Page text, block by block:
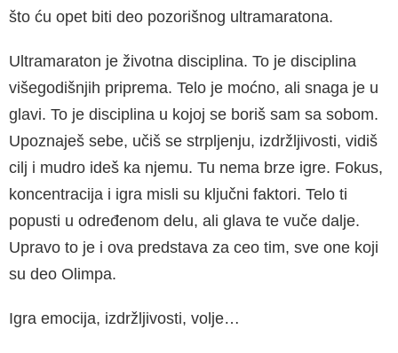
što ću opet biti deo pozorišnog ultramaratona.
Ultramaraton je životna disciplina. To je disci­plina
višegodišnjih priprema. Telo je moćno, ali snaga je u
glavi. To je disciplina u kojoj se boriš sam sa sobom.
Upoznaješ sebe, učiš se strplje­nju, izdržljivosti, vidiš
cilj i mudro ideš ka njemu. Tu nema brze igre. Fokus,
koncentracija i igra misli su ključni faktori. Telo ti
popusti u odre­đenom delu, ali glava te vuče dalje.
Upravo to je i ova predstava za ceo tim, sve one koji
su deo Olimpa.
Igra emocija, izdržljivosti, volje…